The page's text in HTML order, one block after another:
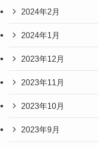
2024年2月
2024年1月
2023年12月
2023年11月
2023年10月
2023年9月